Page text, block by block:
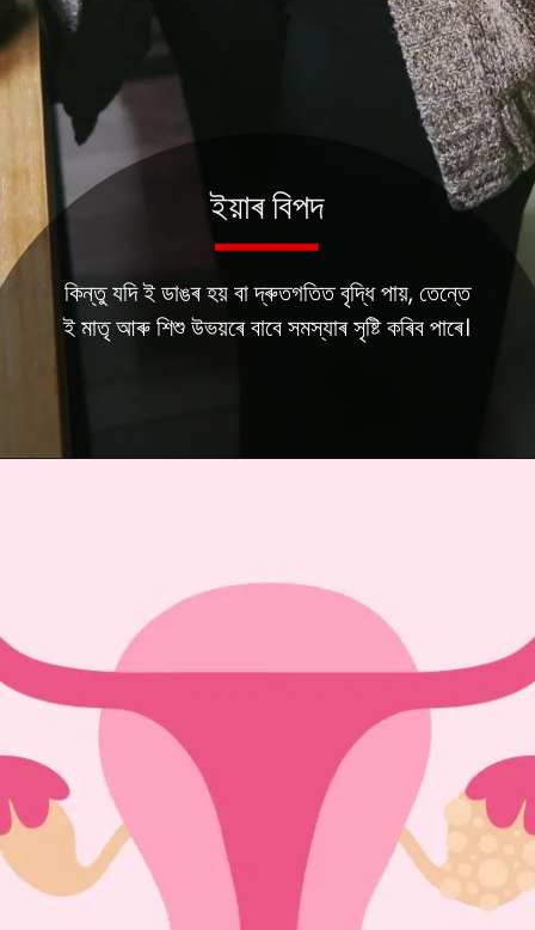
কিন্তু যদি ই ডাঙৰ হয় বা দ্ৰুতগতিত বৃদ্ধি পায়, তেন্তে
ই মাতৃ আৰু শিশু উভয়ৰে বাবে সমস্যাৰ সৃষ্টি কৰিব পাৰে।
ইয়াৰ বিপদ